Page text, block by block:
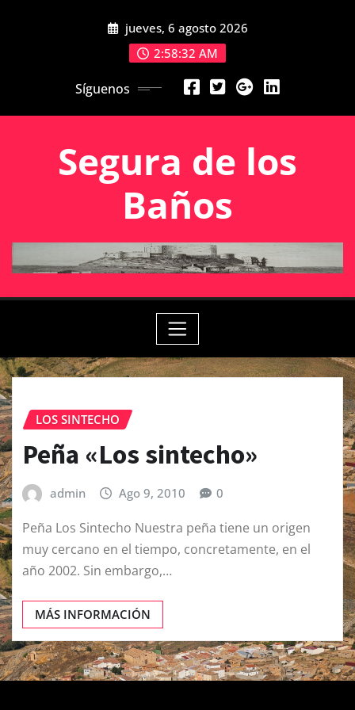
jueves, 6 agosto 2026
2:58:32 AM
Síguenos
Segura de los
Baños
LOS SINTECHO
Peña «Los sintecho»
admin Ago 9, 2010 0
Peña Los Sintecho Nuestra peña tiene un origen
muy cercano en el tiempo, concretamente, en el
año 2002. Sin embargo,…
MÁS INFORMACIÓN